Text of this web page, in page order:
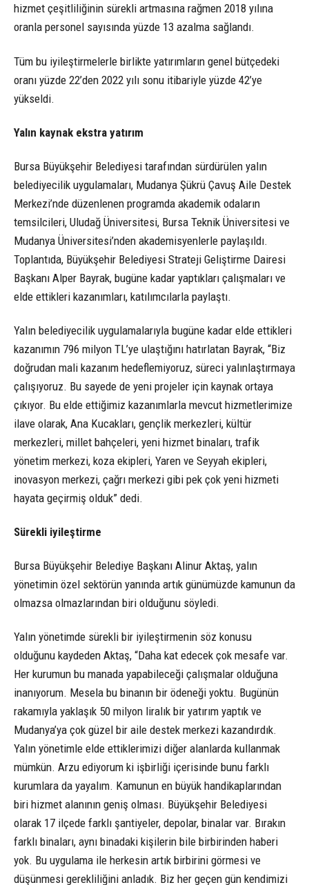
hizmet çeşitliliğinin sürekli artmasına rağmen 2018 yılına
oranla personel sayısında yüzde 13 azalma sağlandı.
Tüm bu iyileştirmelerle birlikte yatırımların genel bütçedeki
oranı yüzde 22’den 2022 yılı sonu itibariyle yüzde 42’ye
yükseldi.
Yalın kaynak ekstra yatırım
Bursa Büyükşehir Belediyesi tarafından sürdürülen yalın
belediyecilik uygulamaları, Mudanya Şükrü Çavuş Aile Destek
Merkezi’nde düzenlenen programda akademik odaların
temsilcileri, Uludağ Üniversitesi, Bursa Teknik Üniversitesi ve
Mudanya Üniversitesi’nden akademisyenlerle paylaşıldı.
Toplantıda, Büyükşehir Belediyesi Strateji Geliştirme Dairesi
Başkanı Alper Bayrak, bugüne kadar yaptıkları çalışmaları ve
elde ettikleri kazanımları, katılımcılarla paylaştı.
Yalın belediyecilik uygulamalarıyla bugüne kadar elde ettikleri
kazanımın 796 milyon TL’ye ulaştığını hatırlatan Bayrak, “Biz
doğrudan mali kazanım hedeflemiyoruz, süreci yalınlaştırmaya
çalışıyoruz. Bu sayede de yeni projeler için kaynak ortaya
çıkıyor. Bu elde ettiğimiz kazanımlarla mevcut hizmetlerimize
ilave olarak, Ana Kucakları, gençlik merkezleri, kültür
merkezleri, millet bahçeleri, yeni hizmet binaları, trafik
yönetim merkezi, koza ekipleri, Yaren ve Seyyah ekipleri,
inovasyon merkezi, çağrı merkezi gibi pek çok yeni hizmeti
hayata geçirmiş olduk” dedi.
Sürekli iyileştirme
Bursa Büyükşehir Belediye Başkanı Alinur Aktaş, yalın
yönetimin özel sektörün yanında artık günümüzde kamunun da
olmazsa olmazlarından biri olduğunu söyledi.
Yalın yönetimde sürekli bir iyileştirmenin söz konusu
olduğunu kaydeden Aktaş, “Daha kat edecek çok mesafe var.
Her kurumun bu manada yapabileceği çalışmalar olduğuna
inanıyorum. Mesela bu binanın bir ödeneği yoktu. Bugünün
rakamıyla yaklaşık 50 milyon liralık bir yatırım yaptık ve
Mudanya’ya çok güzel bir aile destek merkezi kazandırdık.
Yalın yönetimle elde ettiklerimizi diğer alanlarda kullanmak
mümkün. Arzu ediyorum ki işbirliği içerisinde bunu farklı
kurumlara da yayalım. Kamunun en büyük handikaplarından
biri hizmet alanının geniş olması. Büyükşehir Belediyesi
olarak 17 ilçede farklı şantiyeler, depolar, binalar var. Bırakın
farklı binaları, aynı binadaki kişilerin bile birbirinden haberi
yok. Bu uygulama ile herkesin artık birbirini görmesi ve
düşünmesi gerekliliğini anladık. Biz her geçen gün kendimizi